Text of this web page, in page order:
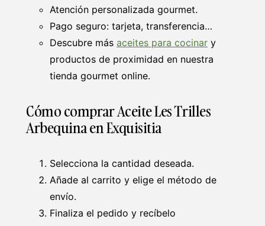
Atención personalizada gourmet.
Pago seguro: tarjeta, transferencia…
Descubre más aceites para cocinar y
productos de proximidad en nuestra
tienda gourmet online.
Cómo comprar Aceite Les Trilles
Arbequina en Exquisitia
Selecciona la cantidad deseada.
Añade al carrito y elige el método de
envío.
Finaliza el pedido y recíbelo